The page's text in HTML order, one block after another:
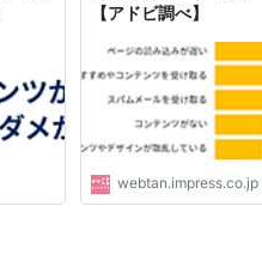
【アドビ調べ】
webtan.impress.co.jp